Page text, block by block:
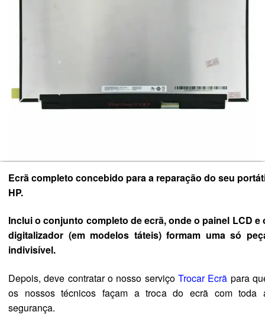
Ecrã completo concebido para a reparação do seu
HP.
Inclui o conjunto completo de ecrã, onde o painel LCD e
digitalizador (em modelos táteis) formam uma só
indivisível.
Depois, deve contratar o nosso serviço Trocar Ecrã para
os nossos técnicos façam a troca do ecrã com toda
segurança.